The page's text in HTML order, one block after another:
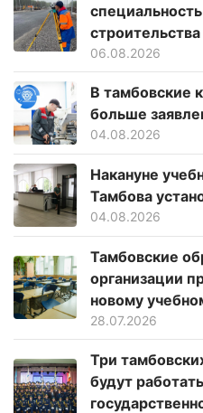
строительства
06.08.2026
В тамбовские
больше
04.08.2026
Накануне
Тамбова
04.08.2026
Тамбовские
организации
новому
28.07.2026
Три
будут